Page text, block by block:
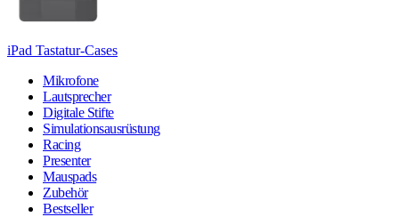
iPad Tastatur-Cases
Mikrofone
Lautsprecher
Digitale Stifte
Simulationsausrüstung
Racing
Presenter
Mauspads
Zubehör
Bestseller